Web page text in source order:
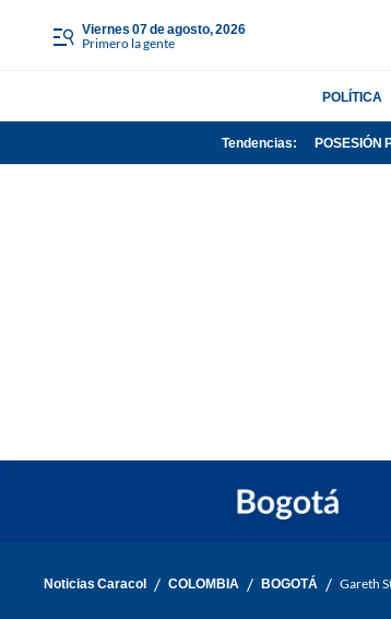
viernes 07 de agosto, 2026
Primero la gente
POLÍTICA
Tendencias: POSESIÓN
Noticias Caracol / COLOMBIA / BOGOTÁ / Gareth